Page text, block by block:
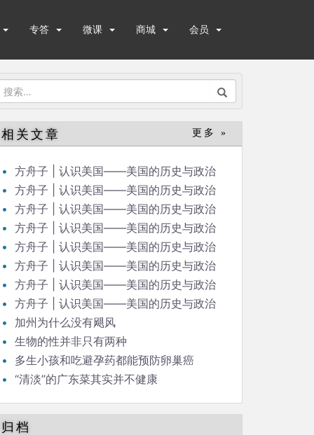
专答 微课 商城 会员
搜
：
相关文章 更多 »
方舟子 | 认识美国——美国的历史与政治
（48）
方舟子 | 认识美国——美国的历史与政治
（47）
方舟子 | 认识美国——美国的历史与政治
（46）
方舟子 | 认识美国——美国的历史与政治
（45）
方舟子 | 认识美国——美国的历史与政治
（44）
方舟子 | 认识美国——美国的历史与政治
（42）
方舟子 | 认识美国——美国的历史与政治
（43）
方舟子 | 认识美国——美国的历史与政治
（41）
加州为什么没有飓风
生物的性并非只有两种
多生小孩和吃避孕药都能预防卵巢癌
“清淡”的广东菜其实并不健康
归档